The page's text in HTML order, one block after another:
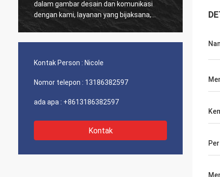
dalam gambar desain dan komunikasi
dengan kami, layanan yang bijaksana,
harga yang wajar dan kualitas yang baik,
Kontak Person : Nicole
Nomor telepon : 13186382597
ada apa : +8613186382597
Kontak